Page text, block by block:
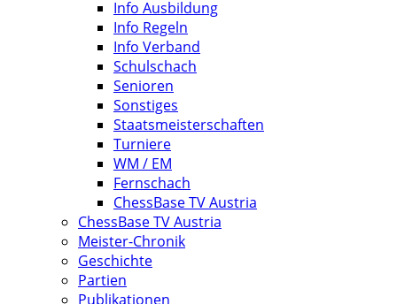
Info Ausbildung
Info Regeln
Info Verband
Schulschach
Senioren
Sonstiges
Staatsmeisterschaften
Turniere
WM / EM
Fernschach
ChessBase TV Austria
ChessBase TV Austria
Meister-Chronik
Geschichte
Partien
Publikationen